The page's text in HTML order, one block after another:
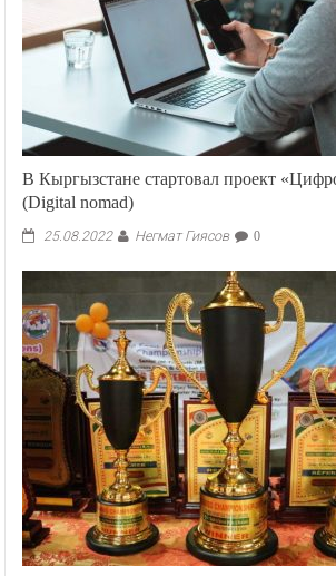
В Кыргызстане стартовал проект
(Digital nomad)
25.08.2022 Негмат Гиясов 0